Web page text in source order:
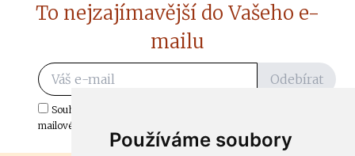
Používáme soubory
To nejzajímavější do Vašeho e-
mailu
Odebírat
Souhlasím s odběrem důležitých zpráv ze ČtiDoma.cz do mé e-
mailové schránky.